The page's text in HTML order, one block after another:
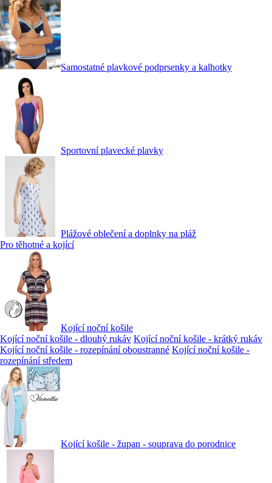
Samostatné plavkové podprsenky a kalhotky
Sportovní plavecké plavky
Plážové oblečení a doplnky na pláž
Pro těhotné a kojící
Kojící noční košile
Kojící noční košile - dlouhý rukáv Kojící noční košile - krátký rukáv
Kojící noční košile - rozepínání oboustranné Kojící noční košile -
rozepínání středem
Kojící košile - župan - souprava do porodnice